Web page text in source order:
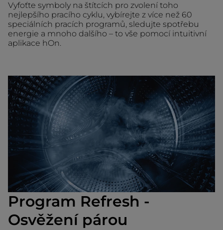
Vyfoťte symboly na štítcích pro zvolení toho
nejlepšího pracího cyklu, vybírejte z více než 60
speciálních pracích programů, sledujte spotřebu
energie a mnoho dalšího – to vše pomocí intuitivní
aplikace hOn.
Program Refresh -
Osvěžení párou